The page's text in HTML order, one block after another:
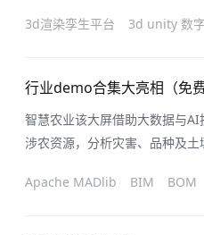
回调，将s发出来。3.创建一个
3d渲染孪生平台 3d unity 数
行业demo合集大亮相（免
智慧农业该大屏借助大数据与
涉农资源，分析灾害、品种及
校园该大屏运用EasyTwin数字
Apache MADlib BIM BOM